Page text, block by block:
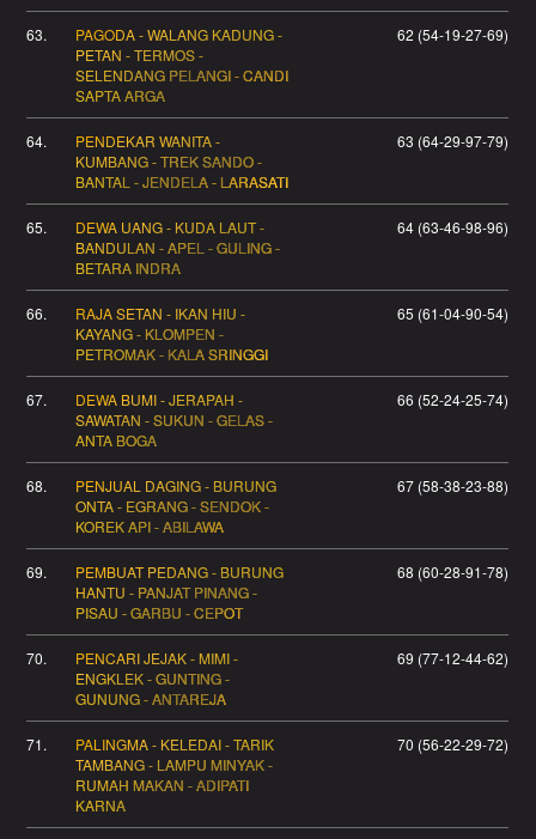
63.
PAGODA - WALANG KADUNG -
PETAN - TERMOS -
SELENDANG PELANGI - CANDI
SAPTA ARGA
62 (54-19-27-69)
64.
PENDEKAR WANITA -
KUMBANG - TREK SANDO -
BANTAL - JENDELA - LARASATI
63 (64-29-97-79)
65.
DEWA UANG - KUDA LAUT -
BANDULAN - APEL - GULING -
BETARA INDRA
64 (63-46-98-96)
66.
RAJA SETAN - IKAN HIU -
KAYANG - KLOMPEN -
PETROMAK - KALA SRINGGI
65 (61-04-90-54)
67.
DEWA BUMI - JERAPAH -
SAWATAN - SUKUN - GELAS -
ANTA BOGA
66 (52-24-25-74)
68.
PENJUAL DAGING - BURUNG
ONTA - EGRANG - SENDOK -
KOREK API - ABILAWA
67 (58-38-23-88)
69.
PEMBUAT PEDANG - BURUNG
HANTU - PANJAT PINANG -
PISAU - GARBU - CEPOT
68 (60-28-91-78)
70.
PENCARI JEJAK - MIMI -
ENGKLEK - GUNTING -
GUNUNG - ANTAREJA
69 (77-12-44-62)
71.
PALINGMA - KELEDAI - TARIK
TAMBANG - LAMPU MINYAK -
RUMAH MAKAN - ADIPATI
KARNA
70 (56-22-29-72)